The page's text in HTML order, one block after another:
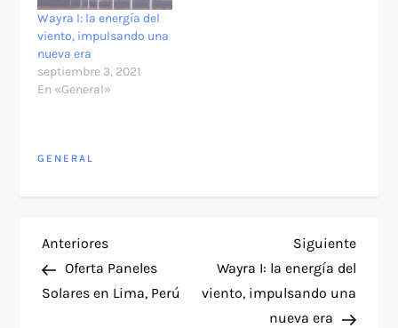
Wayra I: la energía del
viento, impulsando una
nueva era
septiembre 3, 2021
En «General»
GENERAL
N
a
Entrada
anterior
Anteriores
Oferta Paneles
Solares en Lima, Perú
Siguiente
Wayra I: la energía del
viento, impulsando una
nueva era